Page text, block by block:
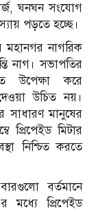
ঘনঘন সংযোগ
পড়তে হচ্ছে।
মহানগর নাগরিক
নাগ। সভাপতির
উপেক্ষা করে
উচিত নয়।
সাধারণ মানুষের
প্রিপেইড মিটার
নিশ্চিত করতে
বর্তমানে
মধ্যে প্রিপেইড